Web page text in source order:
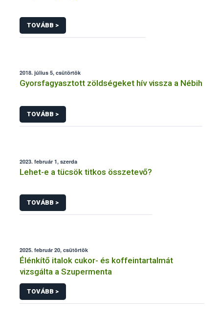
TOVÁBB >
2018. július 5, csütörtök
Gyorsfagyasztott zöldségeket hív vissza a Nébih
TOVÁBB >
2023. február 1, szerda
Lehet-e a tücsök titkos összetevő?
TOVÁBB >
2025. február 20, csütörtök
Élénkítő italok cukor- és koffeintartalmát
vizsgálta a Szupermenta
TOVÁBB >